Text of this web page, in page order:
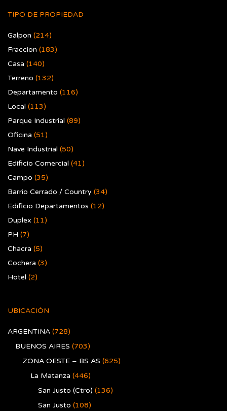
TIPO DE PROPIEDAD
Galpon (214)
Fraccion (183)
Casa (140)
Terreno (132)
Departamento (116)
Local (113)
Parque Industrial (89)
Oficina (51)
Nave Industrial (50)
Edificio Comercial (41)
Campo (35)
Barrio Cerrado / Country (34)
Edificio Departamentos (12)
Duplex (11)
PH (7)
Chacra (5)
Cochera (3)
Hotel (2)
UBICACIÓN
ARGENTINA (728)
BUENOS AIRES (703)
ZONA OESTE – BS AS (625)
La Matanza (446)
San Justo (Ctro) (136)
San Justo (108)